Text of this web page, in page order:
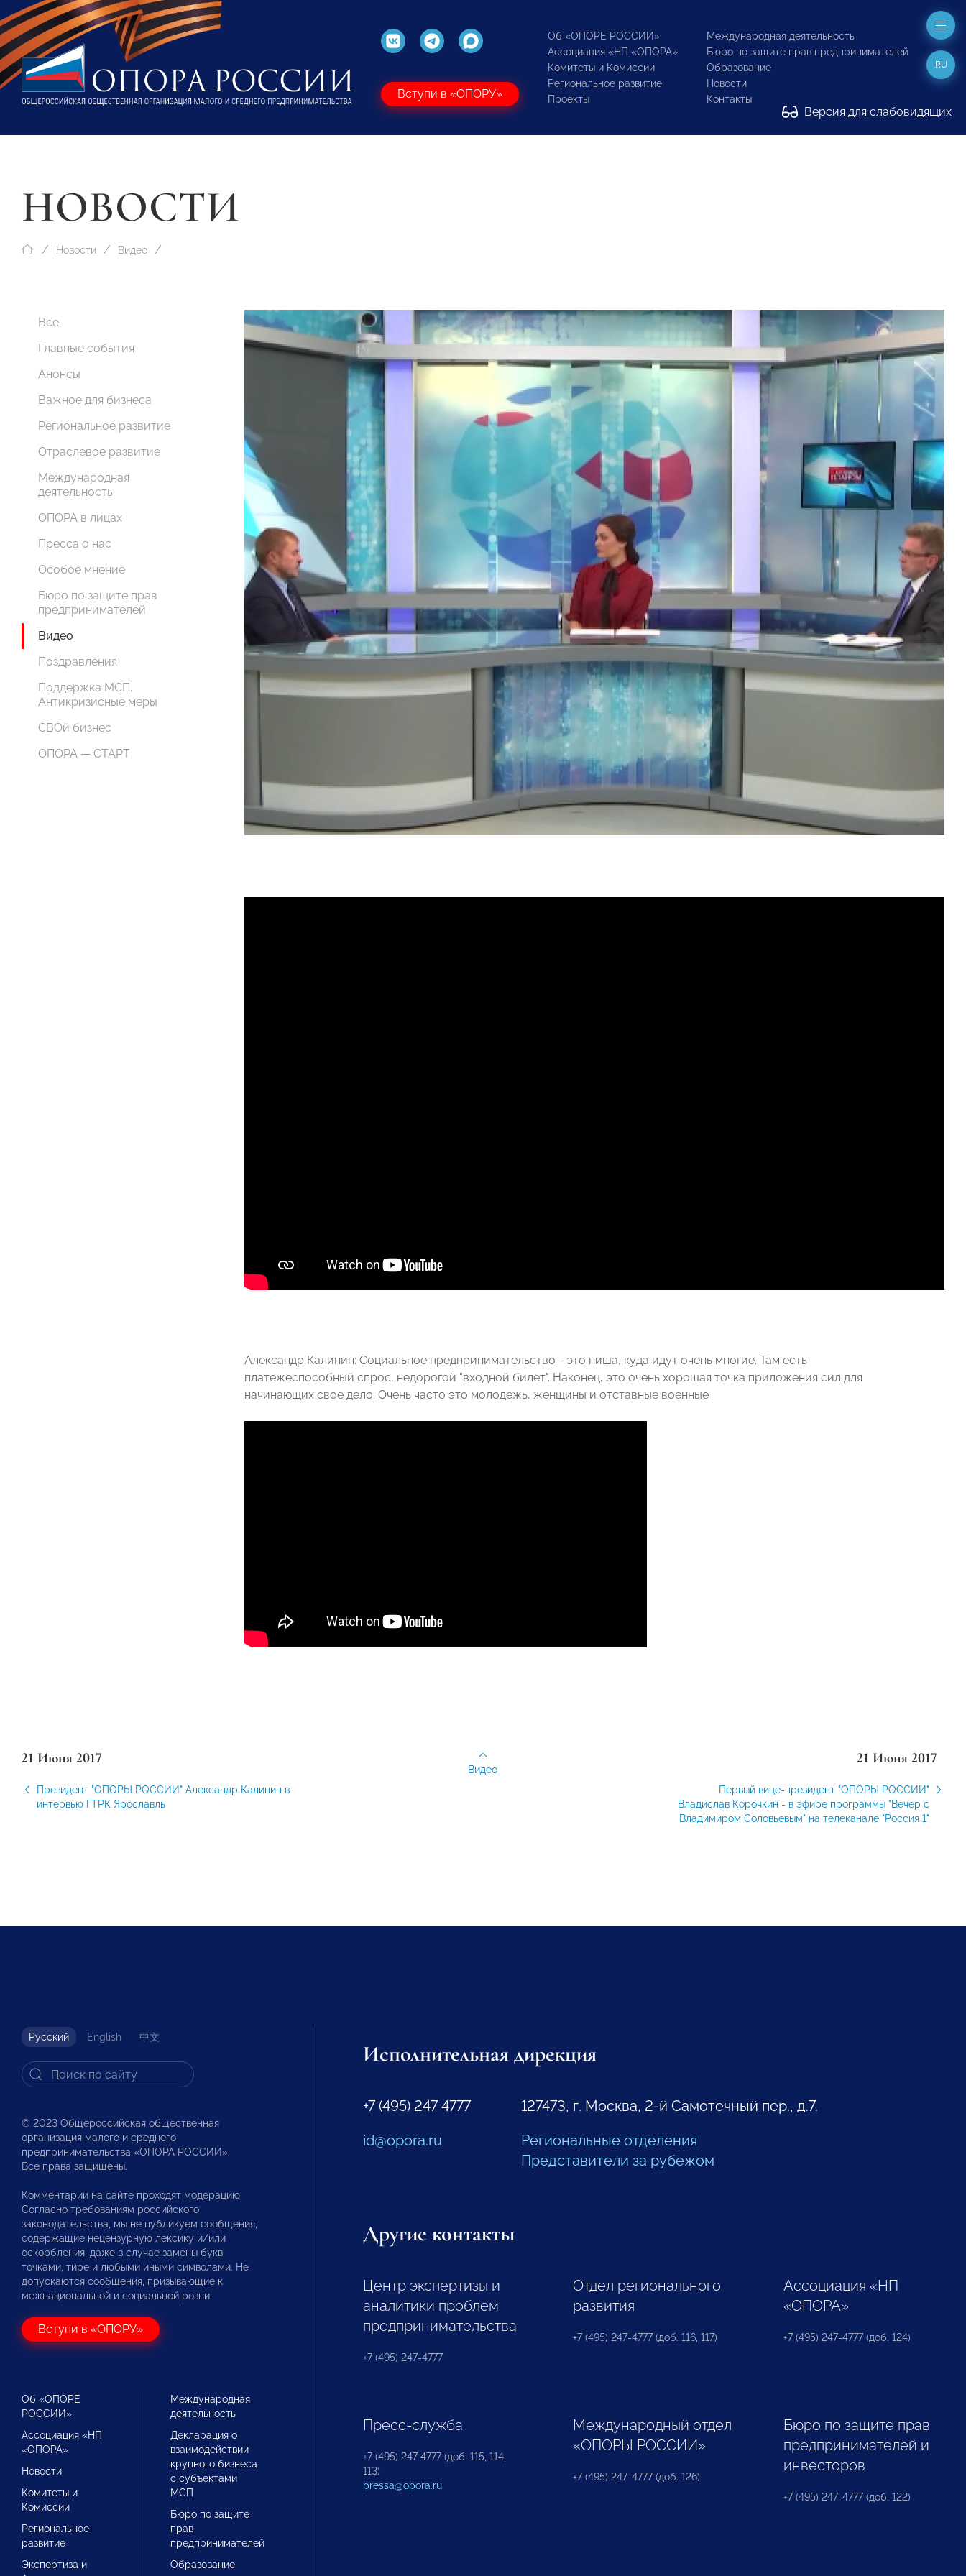
Вступи в «ОПОРУ»
Об «ОПОРЕ РОССИИ»
Ассоциация «НП «ОПОРА»
Комитеты и Комиссии
Региональное развитие
Проекты
Международная деятельность
Бюро по защите прав предпринимателей
Образование
Новости
Контакты
Версия для слабовидящих
RU
НОВОСТИ
Новости Видео
Все
Главные события
Анонсы
Важное для бизнеса
Региональное развитие
Отраслевое развитие
Международная
деятельность
ОПОРА в лицах
Пресса о нас
Особое мнение
Бюро по защите прав
предпринимателей
Видео
Поздравления
Поддержка МСП.
Антикризисные меры
СВОй бизнес
ОПОРА — СТАРТ
Александр Калинин: Социальное предпринимательство - это ниша, куда идут очень многие. Там есть
платежеспособный спрос, недорогой "входной билет". Наконец, это очень хорошая точка приложения сил для
начинающих свое дело. Очень часто это молодежь, женщины и отставные военные
21 Июня 2017
Президент "ОПОРЫ РОССИИ" Александр Калинин в
интервью ГТРК Ярославль
21 Июня 2017
Первый вице-президент "ОПОРЫ РОССИИ"
Владислав Корочкин - в эфире программы "Вечер с
Владимиром Соловьевым" на телеканале "Россия 1"
Видео
Русский English 中文
© 2023 Общероссийская общественная
организация малого и среднего
предпринимательства «ОПОРА РОССИИ».
Все права защищены.
Комментарии на сайте проходят модерацию.
Согласно требованиям российского
законодательства, мы не публикуем сообщения,
содержащие нецензурную лексику и/или
оскорбления, даже в случае замены букв
точками, тире и любыми иными символами. Не
допускаются сообщения, призывающие к
межнациональной и социальной розни.
Вступи в «ОПОРУ»
Об «ОПОРЕ
РОССИИ»
Ассоциация «НП
«ОПОРА»
Новости
Комитеты и
Комиссии
Региональное
развитие
Экспертиза и
Международная
деятельность
Декларация о
взаимодействии
крупного бизнеса
с субъектами
МСП
Бюро по защите
прав
предпринимателей
Образование
Исполнительная дирекция
+7 (495) 247 4777
id@opora.ru
127473, г. Москва, 2-й Самотечный пер., д.7.
Региональные отделения
Представители за рубежом
Другие контакты
Центр экспертизы и
аналитики проблем
предпринимательства
+7 (495) 247-4777
Отдел регионального
развития
+7 (495) 247-4777 (доб. 116, 117)
Ассоциация «НП
«ОПОРА»
+7 (495) 247-4777 (доб. 124)
Пресс-служба
+7 (495) 247 4777 (доб. 115, 114,
113)
pressa@opora.ru
Международный отдел
«ОПОРЫ РОССИИ»
+7 (495) 247-4777 (доб. 126)
Бюро по защите прав
предпринимателей и
инвесторов
+7 (495) 247-4777 (доб. 122)